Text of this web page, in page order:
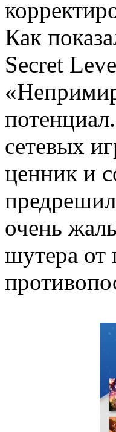
Как
Secret
сетевых
ценник и
очень
шутера от